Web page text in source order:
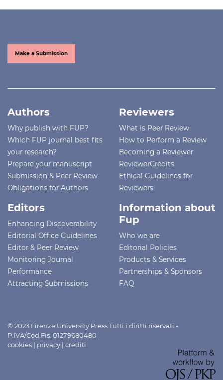
Make a Submission
Authors
Why publish with FUP?
Which FUP journal best fits
your research?
Prepare your manuscript
Submission & Peer Review
Obligations for Authors
Reviewers
What is Peer Review
How to Perform a Review
Becoming a Reviewer
ReviewerCredits
Ethical Guidelines for
Reviewers
Editors
Enhancing Discoverability
Editorial Office Guidelines
Editor & Peer Review
Monitoring Journal
Performance
Attracting Submissions
Information about
Fup
Who we are
Editorial Policies
Products & Services
Partnerships & Sponsors
FAQ
© 2023 Firenze University Press Tutti i diritti riservati -
P.IVA/Cod.Fis. 01279680480
cookies | privacy | crediti